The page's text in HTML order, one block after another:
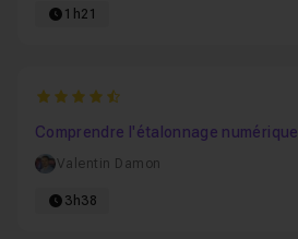
1h21
4.4615384615385
Comprendre l'étalonnage numérique
Valentin Damon
3h38